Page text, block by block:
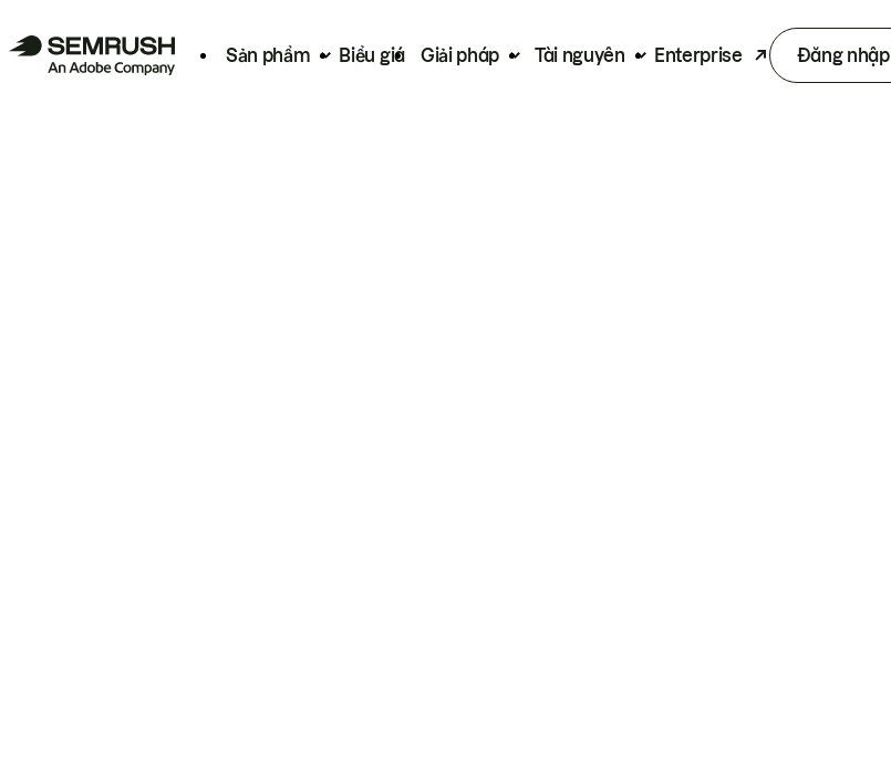
Sản phẩm Biểu giá Giải pháp Tài nguyên Enterprise Đăng nhập